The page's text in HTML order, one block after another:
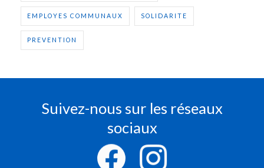
EMPLOYES COMMUNAUX SOLIDARITE
PREVENTION
Suivez-nous sur les réseaux
sociaux